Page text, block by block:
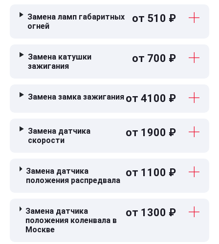
Замена ламп габаритных
огней
от 510 ₽
Замена катушки
зажигания
от 700 ₽
Замена замка зажигания от 4100 ₽
Замена датчика
скорости
от 1900 ₽
Замена датчика
положения распредвала
от 1100 ₽
Замена датчика
положения коленвала в
Москве
от 1300 ₽